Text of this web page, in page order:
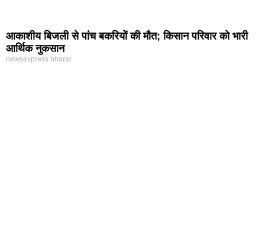
आकाशीय बिजली से पांच बकरियों की मौत; किसान परिवार को भारी
आर्थिक नुकसान
newsexpress bharat